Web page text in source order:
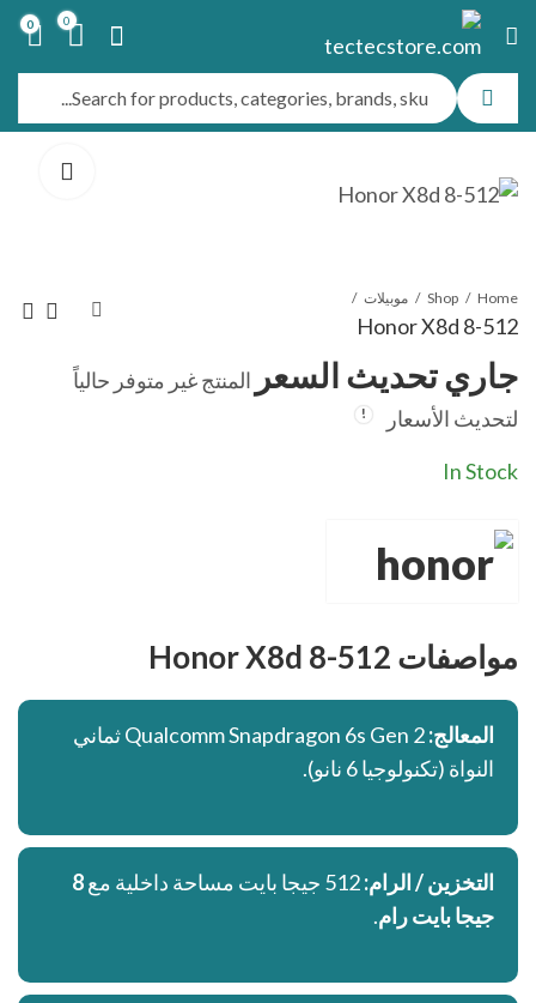
0
0
Home
Shop موبيلات
Honor X8d 8-512
Honor X8d 8-256
Vivo Y05 4-64 جاري تحديث السعر المنتج غير متوفر حالياً
لتحديث الأسعار
In Stock
مواصفات Honor X8d 8-512
المعالج:
Qualcomm Snapdragon 6s Gen 2 ثماني
النواة (تكنولوجيا 6 نانو).
التخزين / الرام:
8
جيجا بايت رام.